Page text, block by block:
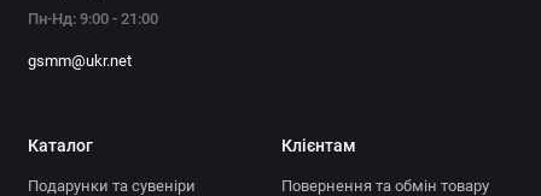
Пн-Нд: 9:00 - 21:00
gsmm@ukr.net
Каталог
Подарунки та сувеніри
Клієнтам
Повернення та обмін товару